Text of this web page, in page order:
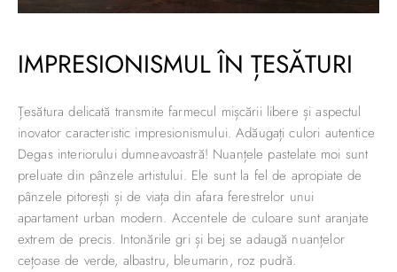
IMPRESIONISMUL ÎN ȚESĂTURI
Țesătura delicată transmite farmecul mișcării libere și aspectul
inovator caracteristic impresionismului. Adăugați culori autentice
Degas interiorului dumneavoastră! Nuanțele pastelate moi sunt
preluate din pânzele artistului. Ele sunt la fel de apropiate de
pânzele pitorești și de viața din afara ferestrelor unui
apartament urban modern. Accentele de culoare sunt aranjate
extrem de precis. Intonările gri și bej se adaugă nuanțelor
cețoase de verde, albastru, bleumarin, roz pudră.